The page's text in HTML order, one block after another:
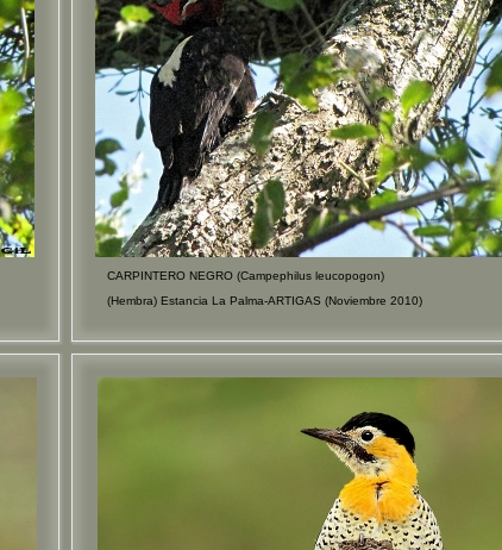
CARPINTERO NEGRO (Campephilus leucopogon)
(Hembra) Estancia La Palma-ARTIGAS (Noviembre 2010)